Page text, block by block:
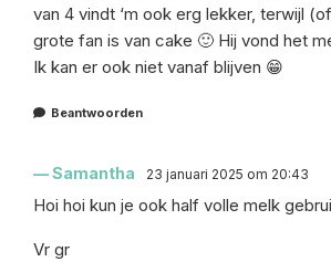
van 4 vindt ‘m ook erg lekker, terwijl
grote fan is van cake 🙂 Hij vond het
Ik kan er ook niet vanaf blijven 😁
Beantwoorden
Samantha 23 januari 2025 om 20:43
Hoi hoi kun je ook half volle melk
Vr gr